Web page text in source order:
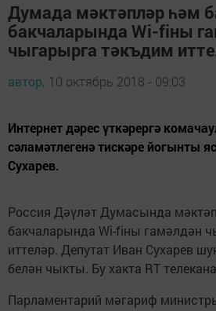
Думада мәктәпләр һәм
бакчаларында Wi-fiны
чыгарырга тәкъдим
автор, 10 октябрь 2018 - 09:03
Интернет дәрес үткәрергә
сәламәтлегенә тискәре йогынты
Сухарев.
Россия Дәүләт Думасында
бакчаларында Wi-fiны гамәлдән
иттеләр. Депутат Иван Сухарев
белән чыкты. Бу хакта RT
Парламентарий мәгариф